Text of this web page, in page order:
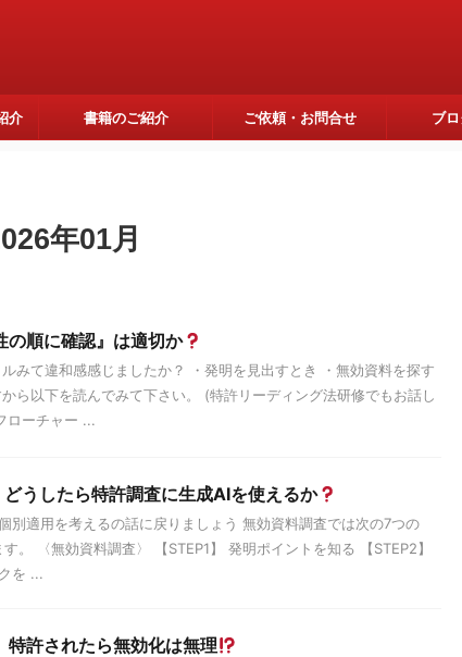
介 書籍のご紹介 ご依頼・お問合せ ブ
年01月
の順に確認』は適切か
みて違和感感じましたか？ ・発明を見出すとき ・無効資料を探す
ら以下を読んでみて下さい。 (特許リーディング法研修でもお話し
ローチャー ...
うしたら特許調査に生成AIを使えるか
別適用を考えるの話に戻りましょう 無効資料調査では次の7つの
。 〈無効資料調査〉 【STEP1】 発明ポイントを知る 【STEP2】
を ...
許されたら無効化は無理